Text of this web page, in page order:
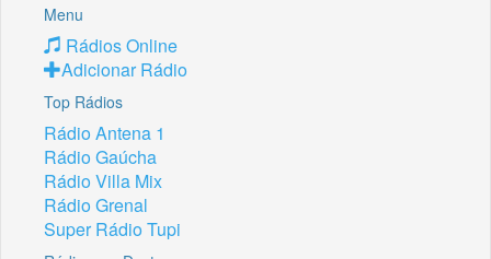
Menu
Rádios Online
Adicionar Rádio
Top Rádios
Rádio Antena 1
Rádio Gaúcha
Rádio Villa Mix
Rádio Grenal
Super Rádio Tupi